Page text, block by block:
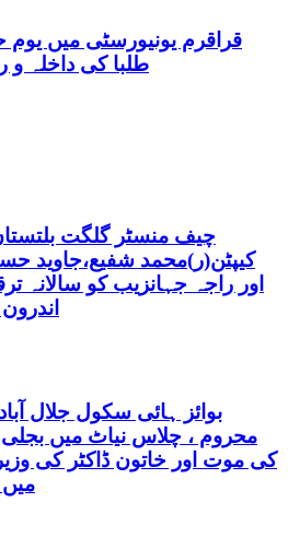
طلبا کی داخلہ
چیف منسٹر گلگت
کیپٹن(ر)محمد شفیع،جاوید
اور راجہ جہانزیب کو سالانہ
بوائز ہائی سکول جلال
محروم ، چلاس نیاٹ میں
کی موت اور خاتون ڈاکٹر کی
میں